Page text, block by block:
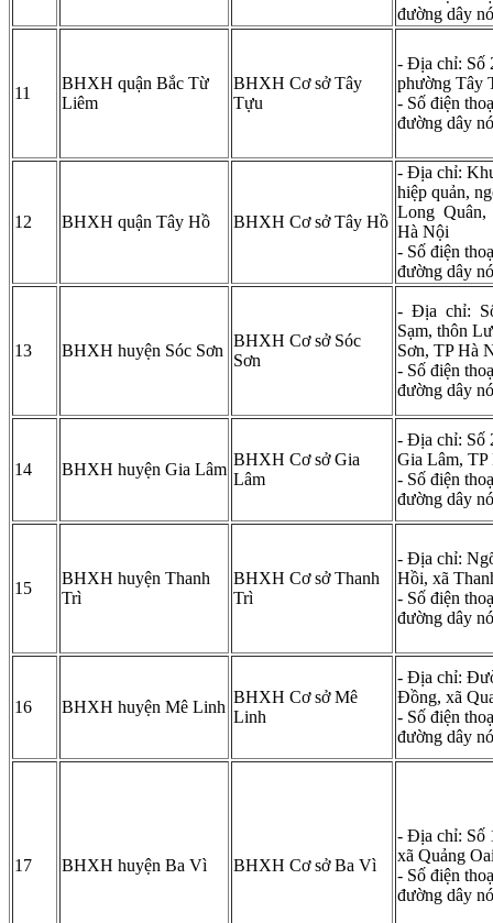
đường dây
11
BHXH quận Bắc Từ
Liêm
BHXH Cơ sở Tây
Tựu
- Địa chỉ: Số
phường Tây
- Số điện
đường dây
12 BHXH quận Tây Hồ BHXH Cơ sở Tây Hồ
- Địa chỉ:
hiệp quản,
Long
Hà Nội
- Số điện
đường dây
13 BHXH huyện Sóc Sơn
BHXH Cơ sở Sóc
Sơn
- Địa chỉ:
Sạm, thôn
Sơn, TP Hà
- Số điện
đường dây
14 BHXH huyện Gia Lâm
BHXH Cơ sở Gia
Lâm
- Địa chỉ: Số
Gia Lâm,
- Số điện
đường dây
15
BHXH huyện Thanh
Trì
BHXH Cơ sở Thanh
Trì
- Địa chỉ:
Hồi, xã
- Số điện
đường dây
16 BHXH huyện Mê Linh
BHXH Cơ sở Mê
Linh
- Địa chỉ:
Đồng, xã
- Số điện
đường dây
17 BHXH huyện Ba Vì BHXH Cơ sở Ba Vì
- Địa chỉ: Số
xã Quảng
- Số điện
đường dây